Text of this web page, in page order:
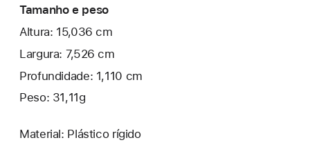
Tamanho e peso
Altura: 15,036 cm
Largura: 7,526 cm
Profundidade: 1,110 cm
Peso: 31,11g
Material: Plástico rígido